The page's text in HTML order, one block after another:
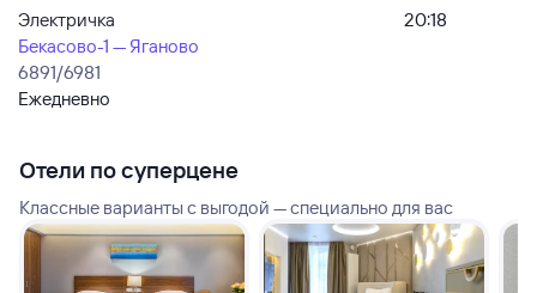
Электричка
Бекасово-1 — Яганово
6891/6981
Ежедневно
20:18
Отели по суперцене
Классные варианты с выгодой — специально для вас